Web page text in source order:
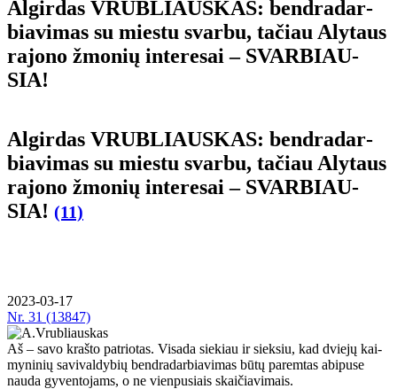
Al­gir­das VRUB­LIAUS­KAS: ben­dra­dar­
bia­vi­mas su mies­tu svar­bu, ta­čiau Aly­taus
ra­jo­no žmo­nių in­te­re­sai – SVAR­BIAU­
SIA!
Al­gir­das VRUB­LIAUS­KAS: ben­dra­dar­
bia­vi­mas su mies­tu svar­bu, ta­čiau Aly­taus
ra­jo­no žmo­nių in­te­re­sai – SVAR­BIAU­
SIA! (11)
2023-03-17
Nr. 31 (13847)
Aš – sa­vo kraš­to pat­rio­tas. Vi­sa­da sie­kiau ir siek­siu, kad dvie­jų kai­
my­ni­nių sa­vi­val­dy­bių ben­dra­dar­bia­vi­mas bū­tų pa­rem­tas abi­pu­se
nau­da gy­ven­to­jams, o ne vien­pu­siais skai­čia­vi­mais.